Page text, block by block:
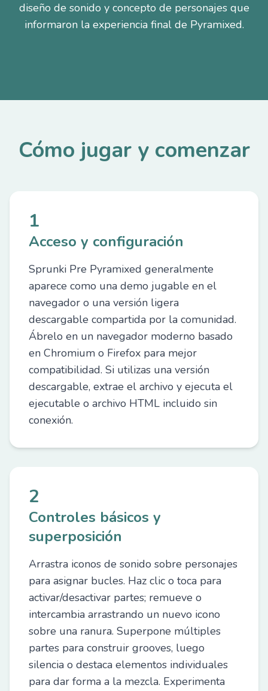
diseño de sonido y concepto de personajes que
informaron la experiencia final de Pyramixed.
Cómo jugar y comenzar
1
Acceso y configuración
Sprunki Pre Pyramixed generalmente
aparece como una demo jugable en el
navegador o una versión ligera
descargable compartida por la comunidad.
Ábrelo en un navegador moderno basado
en Chromium o Firefox para mejor
compatibilidad. Si utilizas una versión
descargable, extrae el archivo y ejecuta el
ejecutable o archivo HTML incluido sin
conexión.
2
Controles básicos y
superposición
Arrastra iconos de sonido sobre personajes
para asignar bucles. Haz clic o toca para
activar/desactivar partes; remueve o
intercambia arrastrando un nuevo icono
sobre una ranura. Superpone múltiples
partes para construir grooves, luego
silencia o destaca elementos individuales
para dar forma a la mezcla. Experimenta